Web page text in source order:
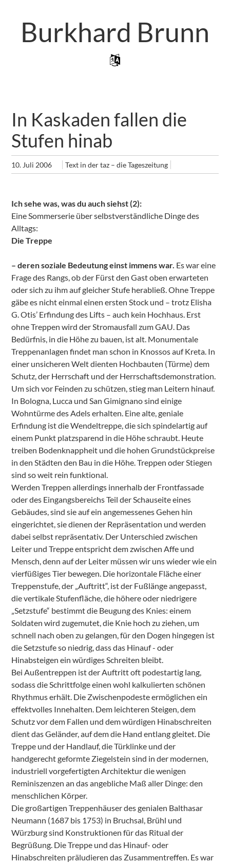
SpringenBurkhard Brunn
In Kaskaden fallen die
Stufen hinab
10. Juli 2006 Text in der taz – die Tageszeitung
Ich sehe was, was du auch siehst (2):
Eine Sommerserie über selbstverständliche Dinge des
Alltags:
Die Treppe
– deren soziale Bedeutung einst immens war. Es war eine
Frage des Rangs, ob der Fürst den Gast oben erwarteten
oder sich zu ihm auf gleicher Stufe herabließ. Ohne Treppe
gäbe es nicht einmal einen ersten Stock und – trotz Elisha
G. Otis’ Erfindung des Lifts – auch kein Hochhaus. Erst
ohne Treppen wird der Stromausfall zum GAU. Das
Bedürfnis, in die Höhe zu bauen, ist alt. Monumentale
Treppenanlagen findet man schon in Knossos auf Kreta. In
einer unsicheren Welt dienten Hochbauten (Türme) dem
Schutz, der Herrschaft und der Herrschaftsdemonstration.
Um sich vor Feinden zu schützen, stieg man Leitern hinauf.
In Bologna, Lucca und San Gimignano sind einige
Wohntürme des Adels erhalten. Eine alte, geniale
Erfindung ist die Wendeltreppe, die sich spindelartig auf
einem Punkt platzsparend in die Höhe schraubt. Heute
treiben Bodenknappheit und die hohen Grundstückpreise
in den Städten den Bau in die Höhe. Treppen oder Stiegen
sind so weit rein funktional.
Werden Treppen allerdings innerhalb der Frontfassade
oder des Eingangsbereichs Teil der Schauseite eines
Gebäudes, sind sie auf ein angemessenes Gehen hin
eingerichtet, sie dienen der Repräsentation und werden
dabei selbst repräsentativ. Der Unterschied zwischen
Leiter und Treppe entspricht dem zwischen Affe und
Mensch, denn auf der Leiter müssen wir uns wieder wie ein
vierfüßiges Tier bewegen. Die horizontale Fläche einer
Treppenstufe, der „Auftritt“, ist der Fußlänge angepasst,
die vertikale Stufenfläche, die höhere oder niedrigere
„Setzstufe“ bestimmt die Beugung des Knies: einem
Soldaten wird zugemutet, die Knie hoch zu ziehen, um
schnell nach oben zu gelangen, für den Dogen hingegen ist
die Setzstufe so niedrig, dass das Hinauf - oder
Hinabsteigen ein würdiges Schreiten bleibt.
Bei Außentreppen ist der Auftritt oft podestartig lang,
sodass die Schrittfolge einen wohl kalkulierten schönen
Rhythmus erhält. Die Zwischenpodeste ermöglichen ein
effektvolles Innehalten. Dem leichteren Steigen, dem
Schutz vor dem Fallen und dem würdigen Hinabschreiten
dient das Geländer, auf dem die Hand entlang gleitet. Die
Treppe und der Handlauf, die Türklinke und der
handgerecht geformte Ziegelstein sind in der modernen,
industriell vorgefertigten Architektur die wenigen
Reminiszenzen an das angebliche Maß aller Dinge: den
menschlichen Körper.
Die großartigen Treppenhäuser des genialen Balthasar
Neumann (1687 bis 1753) in Bruchsal, Brühl und
Würzburg sind Konstruktionen für das Ritual der
Begrüßung. Die Treppe und das Hinauf- oder
Hinabschreiten präludieren das Zusammentreffen. Es war